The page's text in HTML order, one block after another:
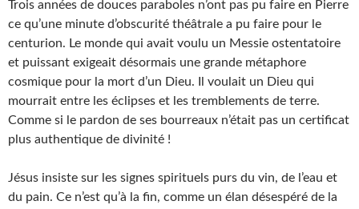
Trois années de douces paraboles n’ont pas pu faire en Pierre
ce qu’une minute d’obscurité théâtrale a pu faire pour le
centurion. Le monde qui avait voulu un Messie ostentatoire
et puissant exigeait désormais une grande métaphore
cosmique pour la mort d’un Dieu. Il voulait un Dieu qui
mourrait entre les éclipses et les tremblements de terre.
Comme si le pardon de ses bourreaux n’était pas un certificat
plus authentique de divinité !
Jésus insiste sur les signes spirituels purs du vin, de l’eau et
du pain. Ce n’est qu’à la fin, comme un élan désespéré de la